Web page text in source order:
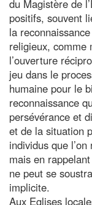
du Magistère de
positifs, souvent
la
religieux, comme
l’ouverture
jeu dans le
humaine pour le
reconnaissance
persévérance et
et de la situation
individus que
mais en
ne peut se
implicite.
Aux Eglises